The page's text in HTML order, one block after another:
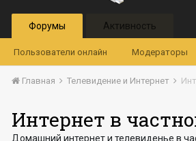
Форумы
Пользователи онлайн Модераторы
Активность
Главная Телевидение и Интернет
Интернет в
Домашний интернет и телевиденье в